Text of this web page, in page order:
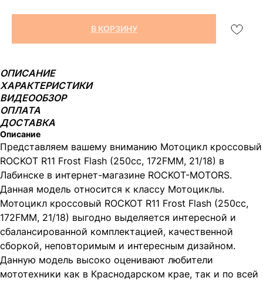
В КОРЗИНУ
ОПИСАНИЕ
ХАРАКТЕРИСТИКИ
ВИДЕООБЗОР
ОПЛАТА
ДОСТАВКА
Описание
Представляем вашему вниманию Мотоцикл кроссовый
ROCKOT R11 Frost Flash (250сс, 172FMM, 21/18) в
Лабинске в интернет-магазине ROCKOT-MOTORS.
Данная модель относится к классу Мотоциклы.
Мотоцикл кроссовый ROCKOT R11 Frost Flash (250сс,
172FMM, 21/18) выгодно выделяется интересной и
сбалансированной комплектацией, качественной
сборкой, неповторимым и интересным дизайном.
Данную модель высоко оценивают любители
мототехники как в Краснодарском крае, так и по всей